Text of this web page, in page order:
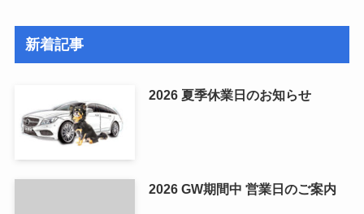
新着記事
2026 夏季休業日のお知らせ
2026 GW期間中 営業日のご案内